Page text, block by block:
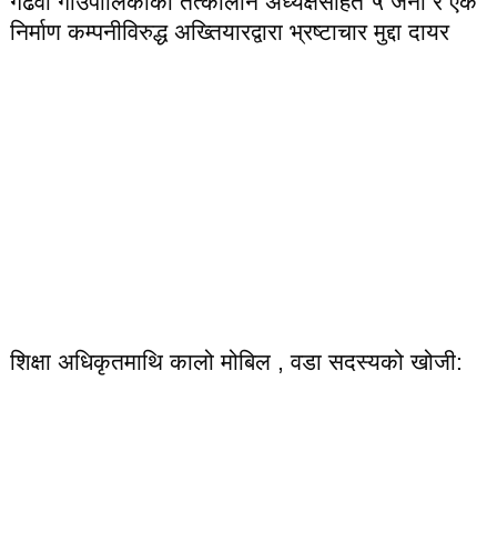
निर्माण कम्पनीविरुद्ध अख्तियारद्वारा भ्रष्टाचार मुद्दा दायर
शिक्षा अधिकृतमाथि कालो मोबिल , वडा सदस्यको खोजी: